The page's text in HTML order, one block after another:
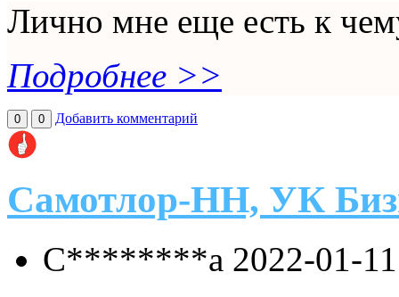
Лично мне еще есть к
Подробнее >>
0 0 Добавить комментарий
Самотлор-НН, УК
С********а 2022-01-